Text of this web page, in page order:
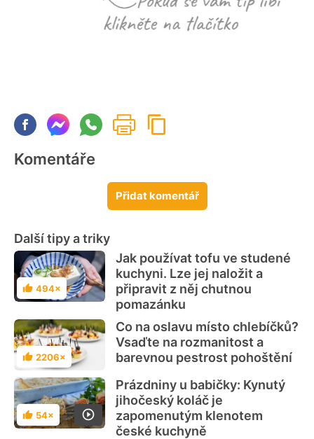
Komentáře
Přidat komentář
Další tipy a triky
Hodnocení
494×
Jak používat tofu ve studené
kuchyni. Lze jej naložit a
připravit z něj chutnou
pomazánku
Hodnocení
2206×
Co na oslavu místo chlebíčků?
Vsaďte na rozmanitost a
barevnou pestrost pohoštění
Hodnocení
54×
Prázdniny u babičky: Kynutý
jihočeský koláč je
zapomenutým klenotem
české kuchyně